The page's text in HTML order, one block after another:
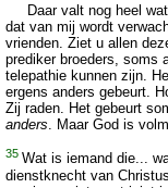
Daar valt nog heel wat
dat van mij wordt
vrienden. Ziet u allen
prediker broeders, soms
telepathie kunnen zijn.
ergens anders gebeurt.
Zij raden. Het gebeurt
anders . Maar God is
35 Wat is iemand die...
dienstknecht van